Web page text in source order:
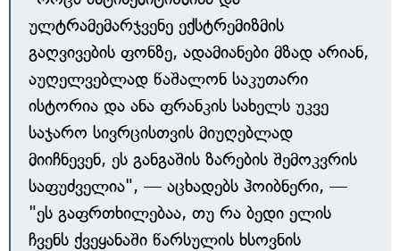
ულტრამემარჯვენე ექსტრემიზმის
გაღვივების ფონზე, ადამიანები მზად არიან,
აუღელვებლად წაშალონ საკუთარი
ისტორია და ანა ფრანკის სახელს უკვე
საჯარო სივრცისთვის მიუღებლად
მიიჩნევენ, ეს განგაშის ზარების შემოკვრის
საფუძველია", — აცხადებს ჰოიბნერი, —
"ეს გაფრთხილებაა, თუ რა ბედი ელის
ჩვენს ქვეყანაში წარსულის ხსოვნის